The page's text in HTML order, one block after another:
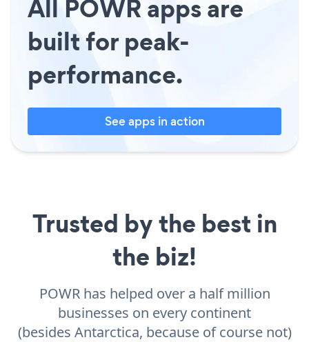
All POWR apps are
built for peak-
performance.
See apps in action
Trusted by the best in
the biz!
POWR has helped over a half million
businesses on every continent
(besides Antarctica, because of course not)